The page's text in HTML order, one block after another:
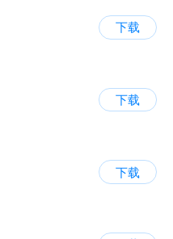
下载
下载
下载